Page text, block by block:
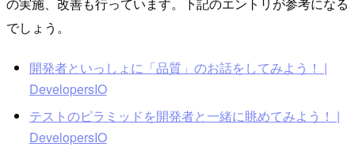
でしょう。
開発者といっしょに「品質」のお話をしてみよう！ |
DevelopersIO
テストのピラミッドを開発者と一緒に眺めてみよう！ |
DevelopersIO